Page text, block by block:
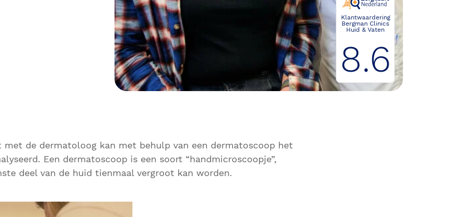
Klantwaardering
Bergman Clinics
Huid & Vaten
8.6
met de dermatoloog kan met behulp van een dermatoscoop het
Een dermatoscoop is een soort “handmicroscoopje”,
deel van de huid tienmaal vergroot kan worden.